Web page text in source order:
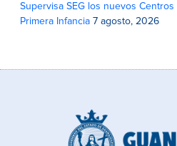
Supervisa SEG los nuevos
Primera Infancia 7 agosto, 2026